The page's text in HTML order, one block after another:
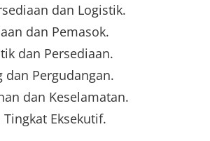
dan Logistik.
dan Pemasok.
dan Persediaan.
dan Pergudangan.
dan Keselamatan.
Eksekutif.